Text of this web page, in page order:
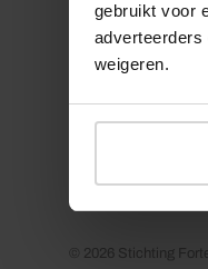
gebruikt voor
adverteerders
weigeren.
© 2026 Stichting